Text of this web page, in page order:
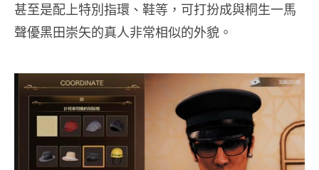
甚至是配上特別指環、鞋等，可打扮成與桐生一馬
聲優黑田崇矢的真人非常相似的外貌。